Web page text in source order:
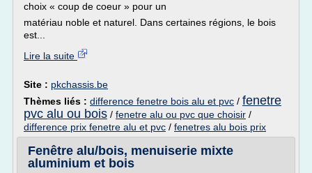
choix « coup de coeur » pour un
matériau noble et naturel. Dans certaines régions, le bois
est...
Lire la suite
Site : pkchassis.be
Thèmes liés : difference fenetre bois alu et pvc / fenetre
pvc alu ou bois / fenetre alu ou pvc que choisir /
difference prix fenetre alu et pvc / fenetres alu bois prix
Fenêtre alu/bois, menuiserie mixte
aluminium et bois